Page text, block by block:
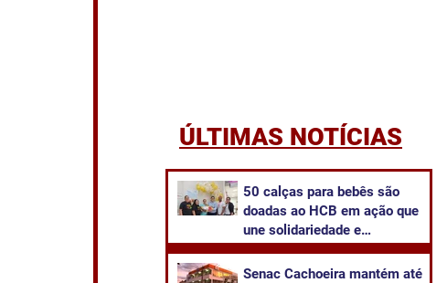
ÚLTIMAS NOTÍCIAS
50 calças para bebês são
doadas ao HCB em ação que
une solidariedade e
Senac Cachoeira mantém até